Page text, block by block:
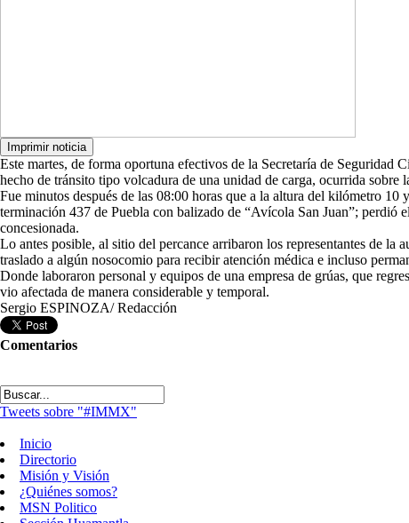
Este martes, de forma oportuna efectivos de la Secretaría de
hecho de tránsito tipo volcadura de una unidad de carga, ocurrida
Fue minutos después de las 08:00 horas que a la altura del kilómetro
terminación 437 de Puebla con balizado de “Avícola San Juan”; perdió
concesionada.
Lo antes posible, al sitio del percance arribaron los representantes de
traslado a algún nosocomio para recibir atención médica e incluso
Donde laboraron personal y equipos de una empresa de grúas, que
vio afectada de manera considerable y temporal.
Sergio ESPINOZA/ Redacción
Comentarios
Tweets sobre "#IMMX"
Inicio
Directorio
Misión y Visión
¿Quiénes somos?
MSN Politico